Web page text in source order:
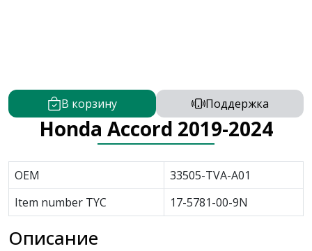
В корзину Поддержка
Honda Accord 2019-2024
OEM
33505-TVA-A01
Item number TYC
17-5781-00-9N
Описание